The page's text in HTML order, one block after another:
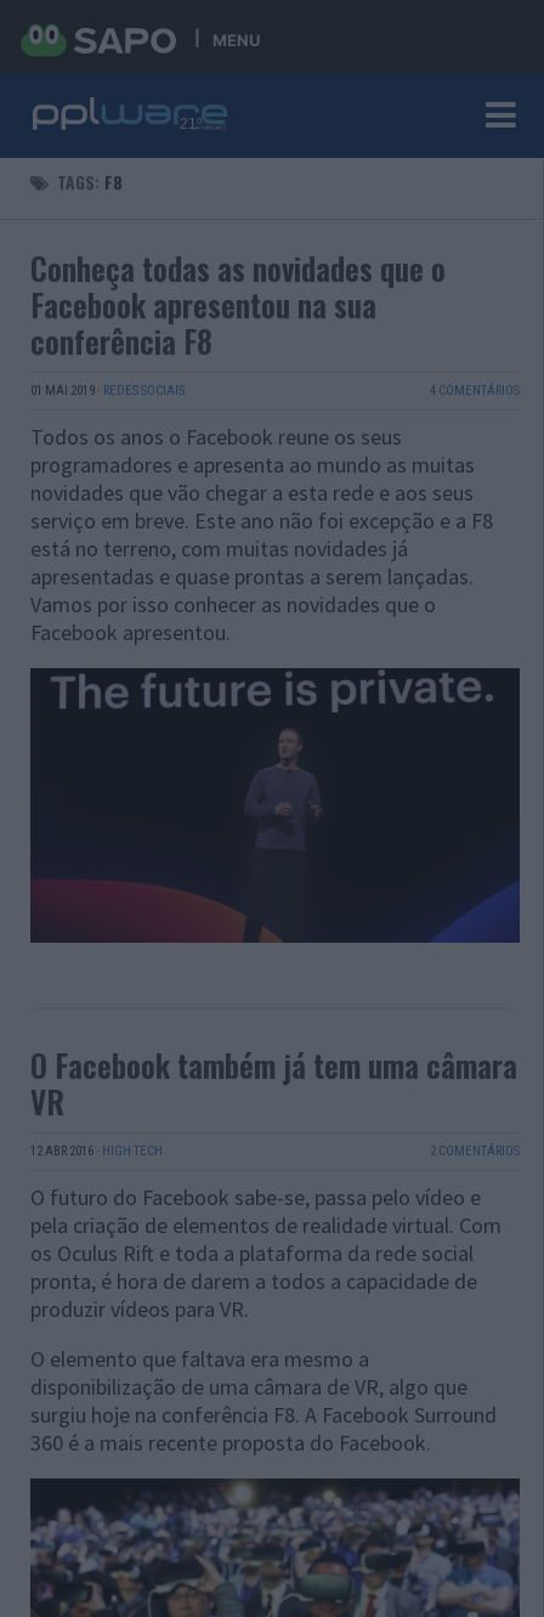
MENU
TAGS: F8
Conheça todas as novidades que o
Facebook apresentou na sua
conferência F8
01 MAI 2019 · REDES SOCIAIS 4 COMENTÁRIOS
Todos os anos o Facebook reune os seus
programadores e apresenta ao mundo as muitas
novidades que vão chegar a esta rede e aos seus
serviço em breve. Este ano não foi excepção e a F8
está no terreno, com muitas novidades já
apresentadas e quase prontas a serem lançadas.
Vamos por isso conhecer as novidades que o
Facebook apresentou.
O Facebook também já tem uma câmara
VR
12 ABR 2016 · HIGH TECH 2 COMENTÁRIOS
O futuro do Facebook sabe-se, passa pelo vídeo e
pela criação de elementos de realidade virtual. Com
os Oculus Rift e toda a plataforma da rede social
pronta, é hora de darem a todos a capacidade de
produzir vídeos para VR.
O elemento que faltava era mesmo a
disponibilização de uma câmara de VR, algo que
surgiu hoje na conferência F8. A Facebook Surround
360 é a mais recente proposta do Facebook.